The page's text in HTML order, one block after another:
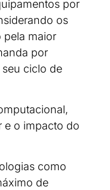
por
os
pela maior
por
ciclo de
e o impacto do
como
de